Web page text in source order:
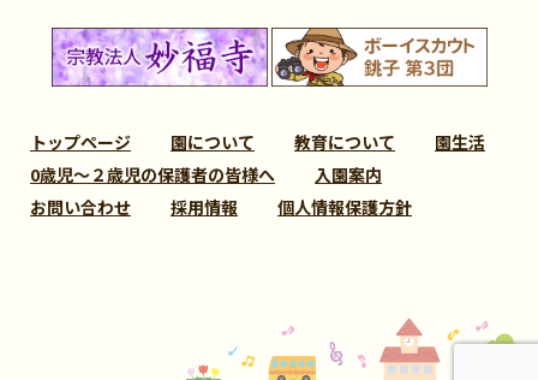
トップページ 園について 教育について
園生活
0歳児～２歳児の保護者の皆様へ
入園案内
お問い合わせ
採用情報 個人情報保護方針